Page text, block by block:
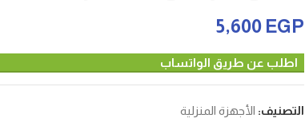
5,600 EGP
اطلب عن طريق الواتساب
التصنيف: الأجهزة المنزلية